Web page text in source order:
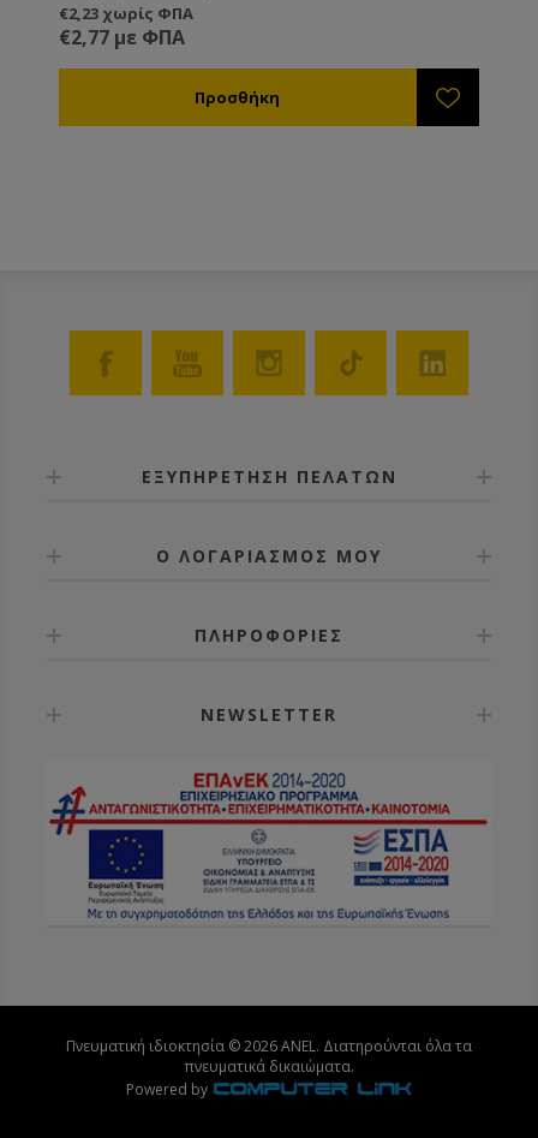
€2,23 χωρίς ΦΠΑ
€2,77 με ΦΠΑ
ΕΞΥΠΗΡΕΤΗΣΗ ΠΕΛΑΤΩΝ
Ο ΛΟΓΑΡΙΑΣΜΟΣ ΜΟΥ
ΠΛΗΡΟΦΟΡΙΕΣ
NEWSLETTER
Πνευματική ιδιοκτησία © 2026 ANEL. Διατηρούνται όλα τα
πνευματικά δικαιώματα.
Powered by